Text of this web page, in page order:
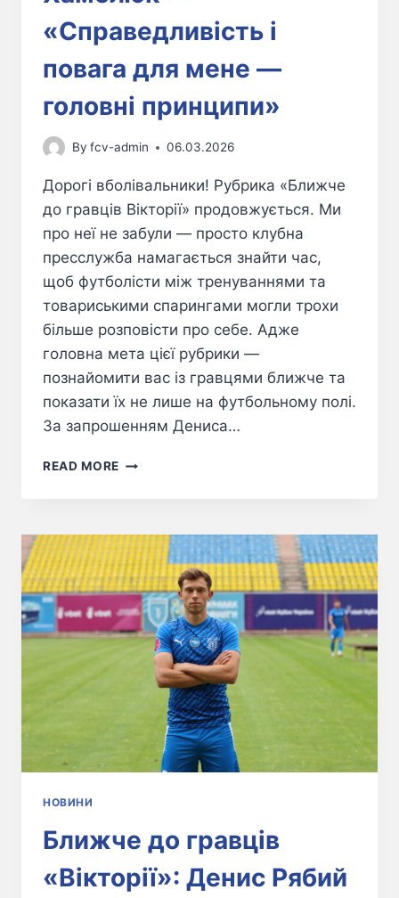
«Справедливість і
повага для мене —
головні принципи»
By fcv-admin 06.03.2026
Дорогі вболівальники! Рубрика «Ближче
до гравців Вікторії» продовжується. Ми
про неї не забули — просто клубна
пресслужба намагається знайти час,
щоб футболісти між тренуваннями та
товариськими спарингами могли трохи
більше розповісти про себе. Адже
головна мета цієї рубрики —
познайомити вас із гравцями ближче та
показати їх не лише на футбольному полі.
За запрошенням Дениса…
READ MORE
НОВИНИ
Ближче до гравців
«Вікторії»: Денис Рябий